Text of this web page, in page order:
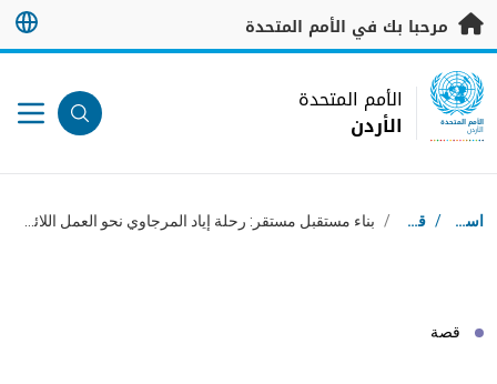
تخطى إلى المحتوى الرئيسي
مرحبا بك في الأمم المتحدة
UN Logo
الأمم المتحدة
الأردن
الأمم المتحدة
الأردن
مسار التنقل
استقبال / قصص / بناء مستقبل مستقر: رحلة إياد المرجاوي نحو العمل اللائق والحماية الاجتماعية في الأردن
قصة